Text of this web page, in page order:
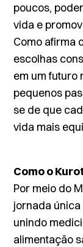
poucos,
vida e
Como afirma
escolhas
em um futuro
pequenos
se de que
vida mais
Como o
Por meio do
jornada
unindo
alimentação